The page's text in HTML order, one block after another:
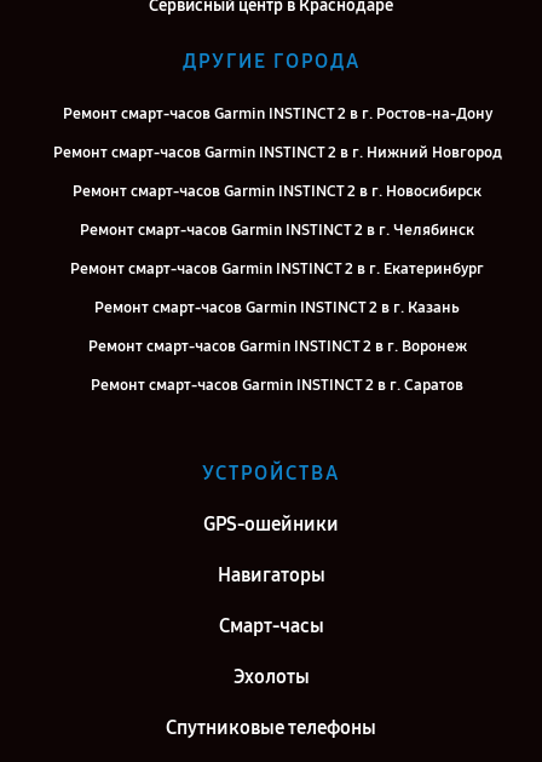
Сервисный центр в Краснодаре
ДРУГИЕ ГОРОДА
Ремонт смарт-часов Garmin INSTINCT 2 в г. Ростов-на-Дону
Ремонт смарт-часов Garmin INSTINCT 2 в г. Нижний Новгород
Ремонт смарт-часов Garmin INSTINCT 2 в г. Новосибирск
Ремонт смарт-часов Garmin INSTINCT 2 в г. Челябинск
Ремонт смарт-часов Garmin INSTINCT 2 в г. Екатеринбург
Ремонт смарт-часов Garmin INSTINCT 2 в г. Казань
Ремонт смарт-часов Garmin INSTINCT 2 в г. Воронеж
Ремонт смарт-часов Garmin INSTINCT 2 в г. Саратов
Ремонт смарт-часов Garmin INSTINCT 2 в г. Киров
УСТРОЙСТВА
GPS-ошейники
Навигаторы
Смарт-часы
Эхолоты
Спутниковые телефоны